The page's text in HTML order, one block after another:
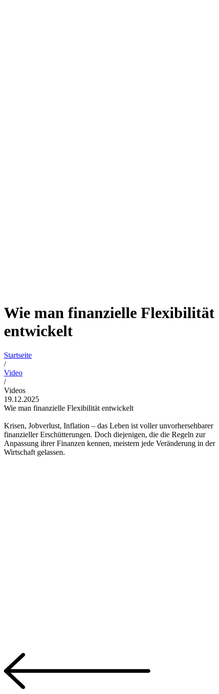
Wie man finanzielle Flexibilität
entwickelt
Startseite
/
Video
/
Videos
19.12.2025
Wie man finanzielle Flexibilität entwickelt
Krisen, Jobverlust, Inflation – das Leben ist voller unvorhersehbarer
finanzieller Erschütterungen. Doch diejenigen, die die Regeln zur
Anpassung ihrer Finanzen kennen, meistern jede Veränderung in der
Wirtschaft gelassen.